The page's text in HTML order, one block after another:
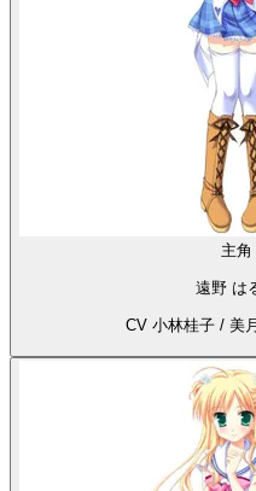
主角
遠野 は
CV 小林桂子 / 美